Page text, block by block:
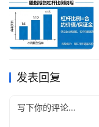
发表回复